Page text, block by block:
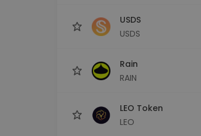
USDS
USDS
Rain
RAIN
LEO Token
LEO